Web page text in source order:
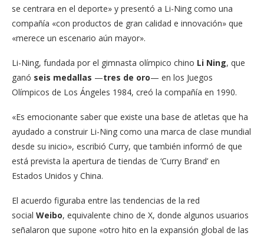
se centrara en el deporte» y presentó a Li-Ning como una
compañía «con productos de gran calidad e innovación» que
«merece un escenario aún mayor».
Li-Ning, fundada por el gimnasta olímpico chino Li Ning, que
ganó seis medallas —tres de oro— en los Juegos
Olímpicos de Los Ángeles 1984, creó la compañía en 1990.
«Es emocionante saber que existe una base de atletas que ha
ayudado a construir Li-Ning como una marca de clase mundial
desde su inicio», escribió Curry, que también informó de que
está prevista la apertura de tiendas de ‘Curry Brand’ en
Estados Unidos y China.
El acuerdo figuraba entre las tendencias de la red
social Weibo, equivalente chino de X, donde algunos usuarios
señalaron que supone «otro hito en la expansión global de las